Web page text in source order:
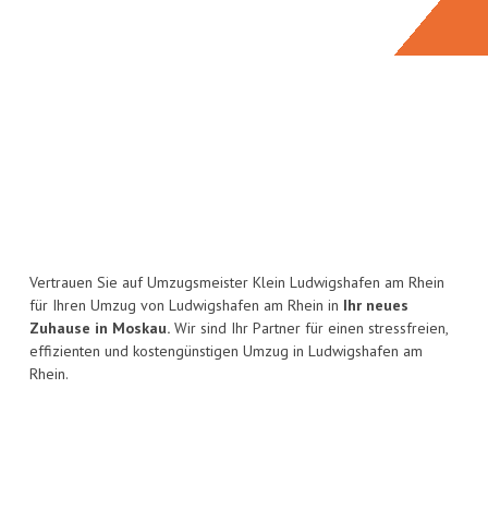
Vertrauen Sie auf Umzugsmeister Klein Ludwigshafen am Rhein
für Ihren Umzug von Ludwigshafen am Rhein in Ihr neues
Zuhause in Moskau. Wir sind Ihr Partner für einen stressfreien,
effizienten und kostengünstigen Umzug in Ludwigshafen am
Rhein.